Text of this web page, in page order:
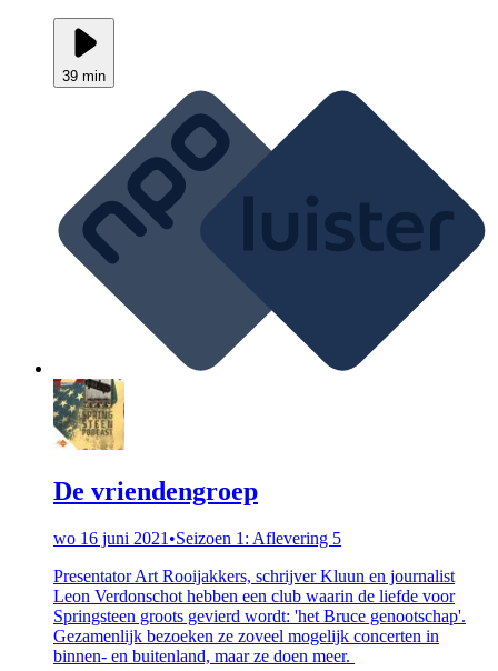
39 min
De vriendengroep
wo 16 juni 2021 •Seizoen 1: Aflevering 5
Presentator Art Rooijakkers, schrijver Kluun en journalist
Leon Verdonschot hebben een club waarin de liefde voor
Springsteen groots gevierd wordt: 'het Bruce genootschap'.
Gezamenlijk bezoeken ze zoveel mogelijk concerten in
binnen- en buitenland, maar ze doen meer.